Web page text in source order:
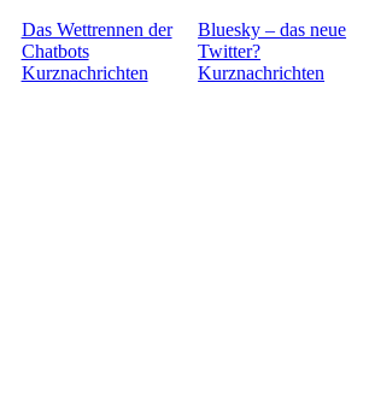
Das Wettrennen der
Chatbots
Kurznachrichten
Bluesky – das neue
Twitter?
Kurznachrichten